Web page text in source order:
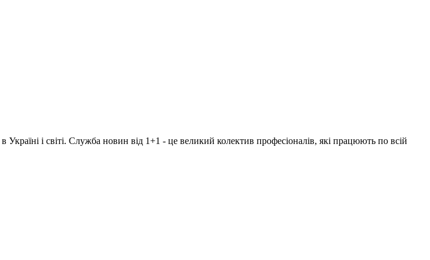
і світі. Служба новин від 1+1 - це великий колектив професіоналів, які працюють по всій